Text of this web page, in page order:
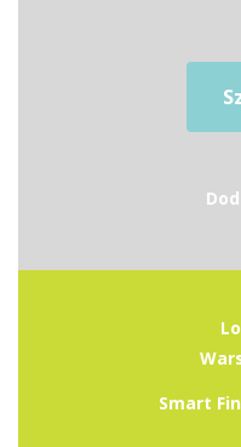
Smart